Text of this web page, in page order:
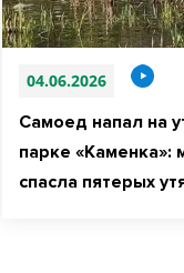
04.06.2026
Самоед напал на
парке «Каменка»:
спасла пятерых